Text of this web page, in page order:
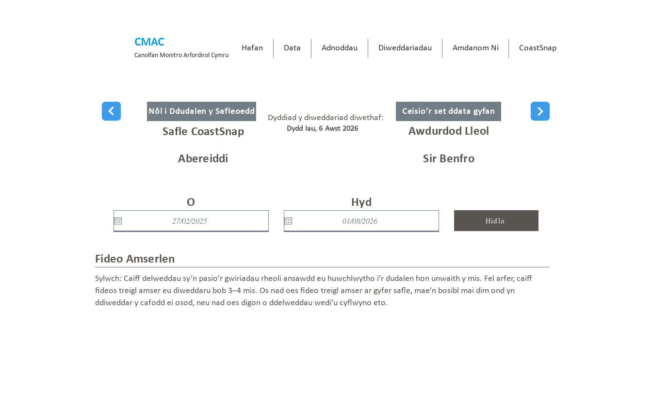
CMAC
Canolfan Monitro Arfordirol Cymru
Hafan Data Adnoddau Diweddariadau Amdanom Ni CoastSnap
Nôl i Ddudalen y Safleoedd
Dyddiad y diweddariad diwethaf:
Ceisio’r set ddata gyfan
Safle CoastSnap Awdurdod Lleol
Dydd Iau, 6 Awst 2026
Abereiddi Sir Benfro
O Hyd
Hidlo
Fideo Amserlen
Sylwch: Caiff delweddau sy’n pasio’r gwiriadau rheoli ansawdd eu huwchlwytho i’r dudalen hon unwaith y mis. Fel arfer, caiff
fideos treigl amser eu diweddaru bob 3–4 mis. Os nad oes fideo treigl amser ar gyfer safle, mae’n bosibl mai dim ond yn
ddiweddar y cafodd ei osod, neu nad oes digon o ddelweddau wedi’u cyflwyno eto.